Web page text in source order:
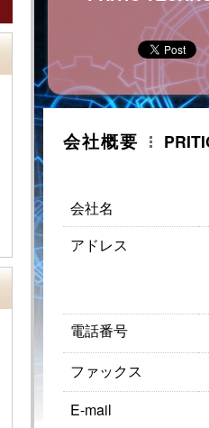
会社概要
会社名
アドレス
電話番号
ファックス
E-mail